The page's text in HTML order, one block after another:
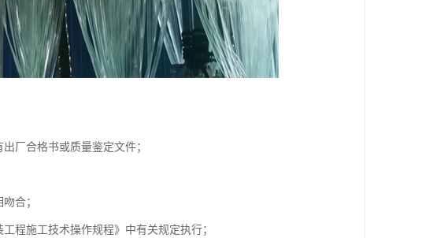
厂合格书或质量鉴定文件；
合；
程施工技术操作规程》中有关规定执行；